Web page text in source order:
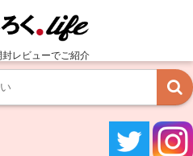
レビューでご紹介